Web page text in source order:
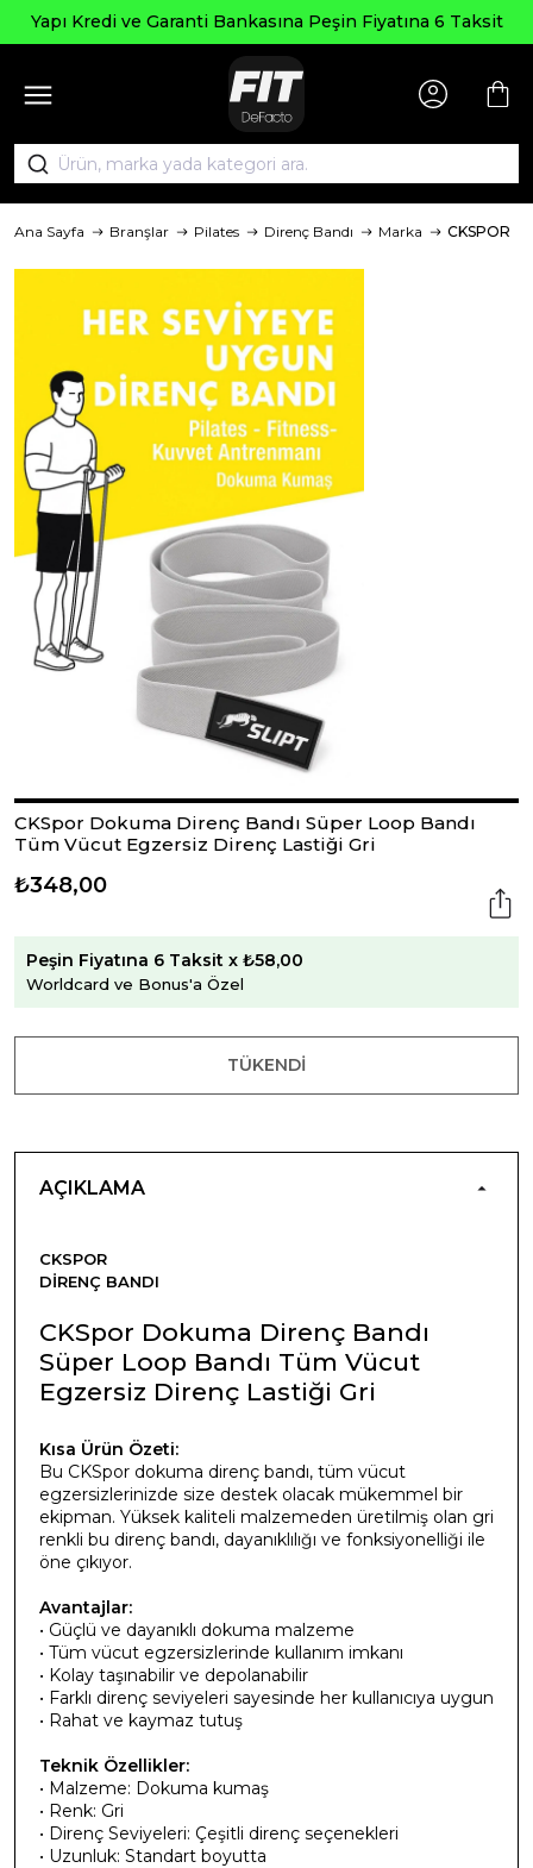
Garanti Bankasına Peşin Fiyatına 6 Taksit
Ana Sayfa Branşlar Pilates Direnç Bandı Marka CKSPOR
CKSpor Dokuma Direnç Bandı Süper Loop Bandı
Tüm Vücut Egzersiz Direnç Lastiği Gri
₺348,00
Peşin Fiyatına 6 Taksit x ₺58,00
Worldcard ve Bonus'a Özel
TÜKENDI
AÇIKLAMA
CKSPOR
DIRENÇ BANDI
CKSpor Dokuma Direnç Bandı
Süper Loop Bandı Tüm Vücut
Egzersiz Direnç Lastiği Gri
Kısa Ürün Özeti:
Bu CKSpor dokuma direnç bandı, tüm vücut
egzersizlerinizde size destek olacak mükemmel bir
ekipman. Yüksek kaliteli malzemeden üretilmiş olan gri
renkli bu direnç bandı, dayanıklılığı ve fonksiyonelliği ile
öne çıkıyor.
Avantajlar:
• Güçlü ve dayanıklı dokuma malzeme
• Tüm vücut egzersizlerinde kullanım imkanı
• Kolay taşınabilir ve depolanabilir
• Farklı direnç seviyeleri sayesinde her kullanıcıya uygun
• Rahat ve kaymaz tutuş
Teknik Özellikler:
• Malzeme: Dokuma kumaş
• Renk: Gri
• Direnç Seviyeleri: Çeşitli direnç seçenekleri
• Uzunluk: Standart boyutta